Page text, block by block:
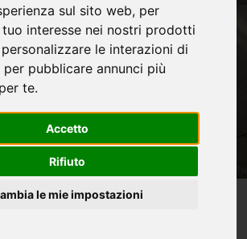
sul sito web, per
tuo interesse nei nostri prodotti
le interazioni di
per pubblicare annunci più
te.
Accetto
Rifiuto
le mie impostazioni